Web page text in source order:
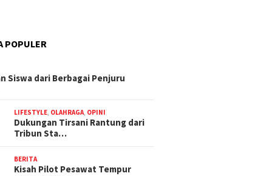
POPULER
Siswa dari Berbagai Penjuru
LIFESTYLE, OLAHRAGA, OPINI
Dukungan Tirsani Rantung dari
Tribun Sta…
BERITA
Kisah Pilot Pesawat Tempur